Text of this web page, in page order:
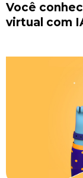
Você
virtual com